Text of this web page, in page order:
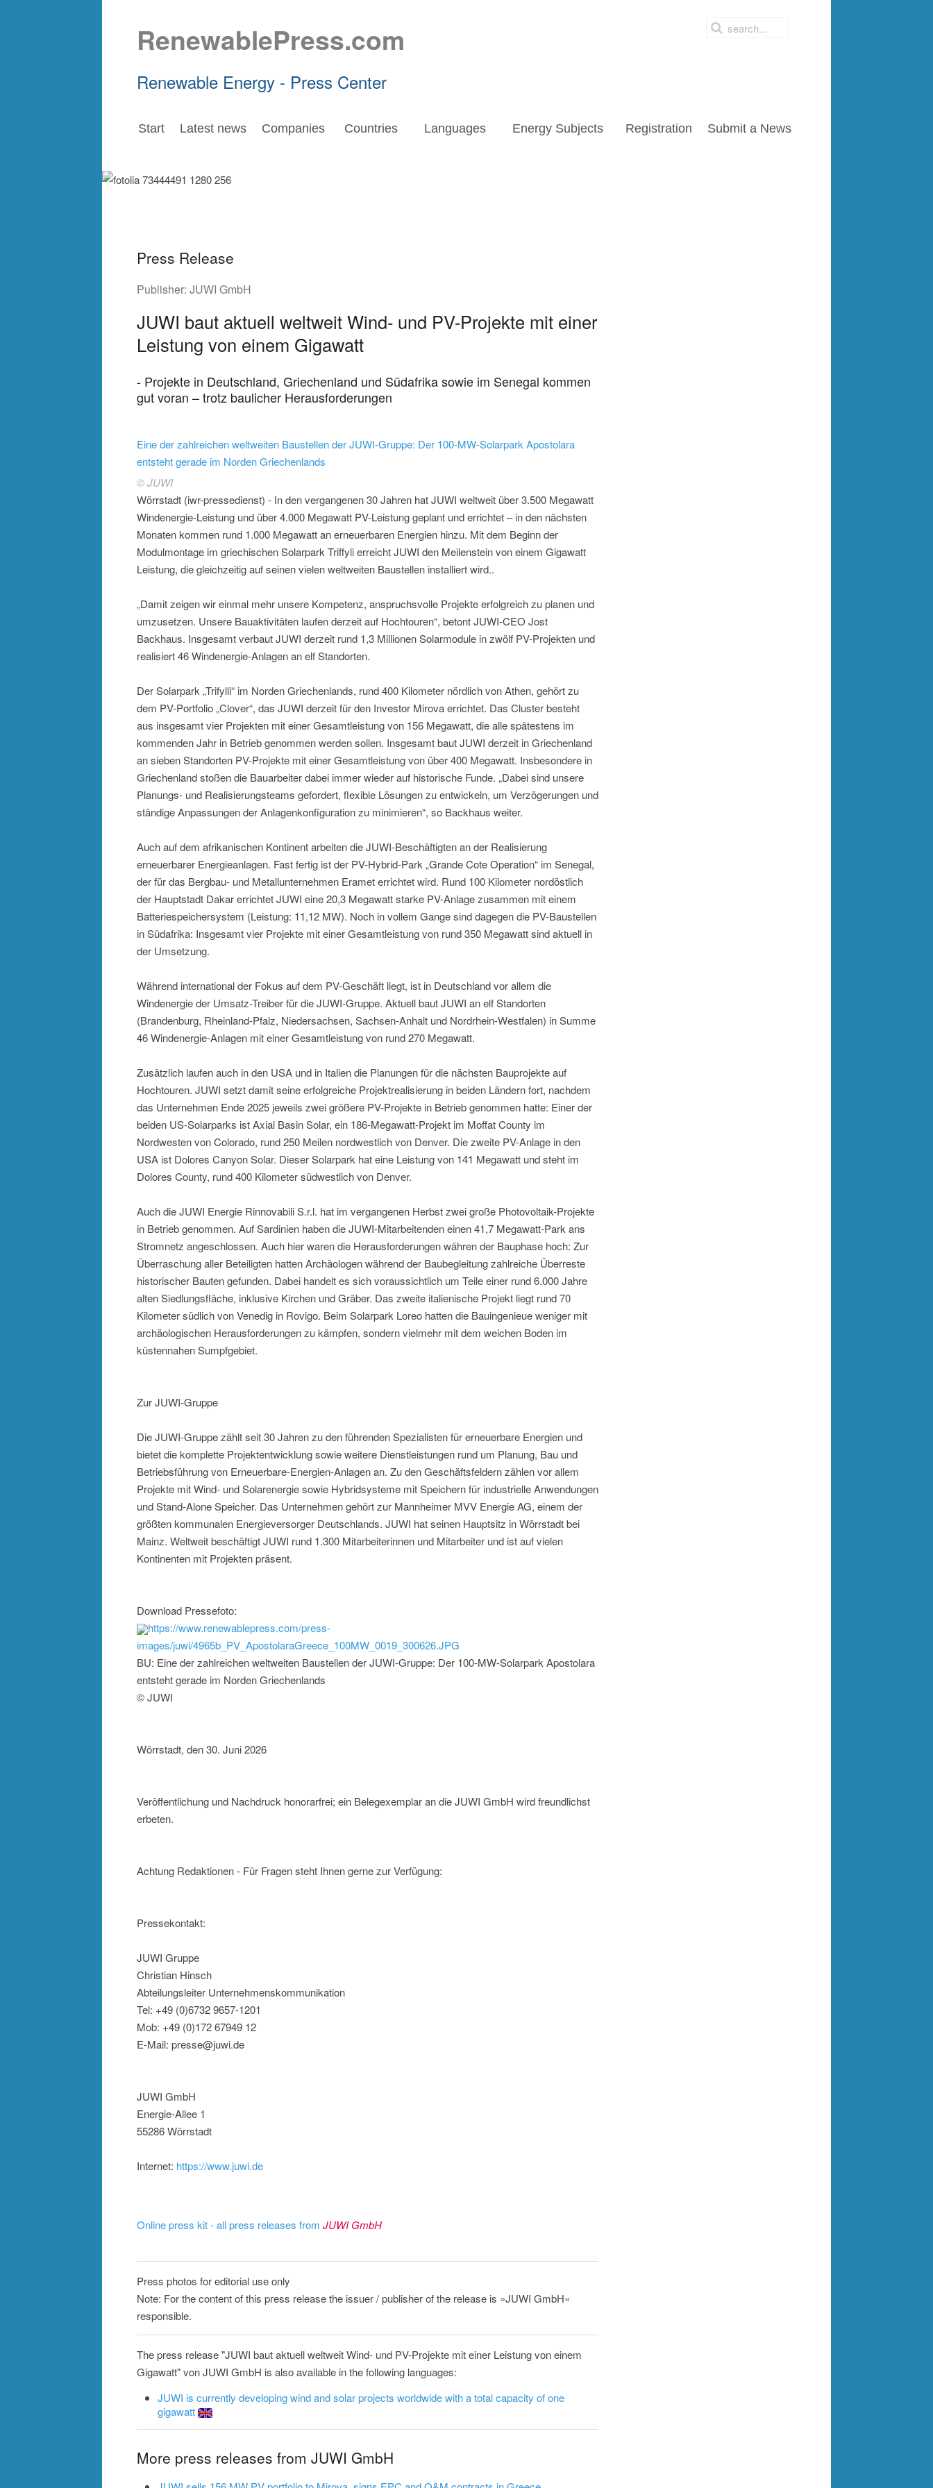
RenewablePress.com
Renewable Energy - Press Center
Start Latest news Companies Countries Languages Energy Subjects Registration Submit a News
Press Release
Publisher: JUWI GmbH
JUWI baut aktuell weltweit Wind- und PV-Projekte mit einer
Leistung von einem Gigawatt
- Projekte in Deutschland, Griechenland und Südafrika sowie im Senegal kommen
gut voran – trotz baulicher Herausforderungen
Eine der zahlreichen weltweiten Baustellen der JUWI-Gruppe: Der 100-MW-Solarpark Apostolara
entsteht gerade im Norden Griechenlands
© JUWI
Wörrstadt (iwr-pressedienst) - In den vergangenen 30 Jahren hat JUWI weltweit über 3.500 Megawatt
Windenergie-Leistung und über 4.000 Megawatt PV-Leistung geplant und errichtet – in den nächsten
Monaten kommen rund 1.000 Megawatt an erneuerbaren Energien hinzu. Mit dem Beginn der
Modulmontage im griechischen Solarpark Triffyli erreicht JUWI den Meilenstein von einem Gigawatt
Leistung, die gleichzeitig auf seinen vielen weltweiten Baustellen installiert wird..
„Damit zeigen wir einmal mehr unsere Kompetenz, anspruchsvolle Projekte erfolgreich zu planen und
umzusetzen. Unsere Bauaktivitäten laufen derzeit auf Hochtouren“, betont JUWI-CEO Jost
Backhaus. Insgesamt verbaut JUWI derzeit rund 1,3 Millionen Solarmodule in zwölf PV-Projekten und
realisiert 46 Windenergie-Anlagen an elf Standorten.
Der Solarpark „Trifylli“ im Norden Griechenlands, rund 400 Kilometer nördlich von Athen, gehört zu
dem PV-Portfolio „Clover“, das JUWI derzeit für den Investor Mirova errichtet. Das Cluster besteht
aus insgesamt vier Projekten mit einer Gesamtleistung von 156 Megawatt, die alle spätestens im
kommenden Jahr in Betrieb genommen werden sollen. Insgesamt baut JUWI derzeit in Griechenland
an sieben Standorten PV-Projekte mit einer Gesamtleistung von über 400 Megawatt. Insbesondere in
Griechenland stoßen die Bauarbeiter dabei immer wieder auf historische Funde. „Dabei sind unsere
Planungs- und Realisierungsteams gefordert, flexible Lösungen zu entwickeln, um Verzögerungen und
ständige Anpassungen der Anlagenkonfiguration zu minimieren“, so Backhaus weiter.
Auch auf dem afrikanischen Kontinent arbeiten die JUWI-Beschäftigten an der Realisierung
erneuerbarer Energieanlagen. Fast fertig ist der PV-Hybrid-Park „Grande Cote Operation“ im Senegal,
der für das Bergbau- und Metallunternehmen Eramet errichtet wird. Rund 100 Kilometer nordöstlich
der Hauptstadt Dakar errichtet JUWI eine 20,3 Megawatt starke PV-Anlage zusammen mit einem
Batteriespeichersystem (Leistung: 11,12 MW). Noch in vollem Gange sind dagegen die PV-Baustellen
in Südafrika: Insgesamt vier Projekte mit einer Gesamtleistung von rund 350 Megawatt sind aktuell in
der Umsetzung.
Während international der Fokus auf dem PV-Geschäft liegt, ist in Deutschland vor allem die
Windenergie der Umsatz-Treiber für die JUWI-Gruppe. Aktuell baut JUWI an elf Standorten
(Brandenburg, Rheinland-Pfalz, Niedersachsen, Sachsen-Anhalt und Nordrhein-Westfalen) in Summe
46 Windenergie-Anlagen mit einer Gesamtleistung von rund 270 Megawatt.
Zusätzlich laufen auch in den USA und in Italien die Planungen für die nächsten Bauprojekte auf
Hochtouren. JUWI setzt damit seine erfolgreiche Projektrealisierung in beiden Ländern fort, nachdem
das Unternehmen Ende 2025 jeweils zwei größere PV-Projekte in Betrieb genommen hatte: Einer der
beiden US-Solarparks ist Axial Basin Solar, ein 186-Megawatt-Projekt im Moffat County im
Nordwesten von Colorado, rund 250 Meilen nordwestlich von Denver. Die zweite PV-Anlage in den
USA ist Dolores Canyon Solar. Dieser Solarpark hat eine Leistung von 141 Megawatt und steht im
Dolores County, rund 400 Kilometer südwestlich von Denver.
Auch die JUWI Energie Rinnovabili S.r.l. hat im vergangenen Herbst zwei große Photovoltaik-Projekte
in Betrieb genommen. Auf Sardinien haben die JUWI-Mitarbeitenden einen 41,7 Megawatt-Park ans
Stromnetz angeschlossen. Auch hier waren die Herausforderungen währen der Bauphase hoch: Zur
Überraschung aller Beteiligten hatten Archäologen während der Baubegleitung zahlreiche Überreste
historischer Bauten gefunden. Dabei handelt es sich voraussichtlich um Teile einer rund 6.000 Jahre
alten Siedlungsfläche, inklusive Kirchen und Gräber. Das zweite italienische Projekt liegt rund 70
Kilometer südlich von Venedig in Rovigo. Beim Solarpark Loreo hatten die Bauingenieue weniger mit
archäologischen Herausforderungen zu kämpfen, sondern vielmehr mit dem weichen Boden im
küstennahen Sumpfgebiet.
Zur JUWI-Gruppe
Die JUWI-Gruppe zählt seit 30 Jahren zu den führenden Spezialisten für erneuerbare Energien und
bietet die komplette Projektentwicklung sowie weitere Dienstleistungen rund um Planung, Bau und
Betriebsführung von Erneuerbare-Energien-Anlagen an. Zu den Geschäftsfeldern zählen vor allem
Projekte mit Wind- und Solarenergie sowie Hybridsysteme mit Speichern für industrielle Anwendungen
und Stand-Alone Speicher. Das Unternehmen gehört zur Mannheimer MVV Energie AG, einem der
größten kommunalen Energieversorger Deutschlands. JUWI hat seinen Hauptsitz in Wörrstadt bei
Mainz. Weltweit beschäftigt JUWI rund 1.300 Mitarbeiterinnen und Mitarbeiter und ist auf vielen
Kontinenten mit Projekten präsent.
Download Pressefoto:
https://www.renewablepress.com/press-
images/juwi/4965b_PV_ApostolaraGreece_100MW_0019_300626.JPG
BU: Eine der zahlreichen weltweiten Baustellen der JUWI-Gruppe: Der 100-MW-Solarpark Apostolara
entsteht gerade im Norden Griechenlands
© JUWI
Wörrstadt, den 30. Juni 2026
Veröffentlichung und Nachdruck honorarfrei; ein Belegexemplar an die JUWI GmbH wird freundlichst
erbeten.
Achtung Redaktionen - Für Fragen steht Ihnen gerne zur Verfügung:
Pressekontakt:
JUWI Gruppe
Christian Hinsch
Abteilungsleiter Unternehmenskommunikation
Tel: +49 (0)6732 9657-1201
Mob: +49 (0)172 67949 12
E-Mail: presse@juwi.de
JUWI GmbH
Energie-Allee 1
55286 Wörrstadt
Internet: https://www.juwi.de
Online press kit - all press releases from JUWI GmbH
Press photos for editorial use only
Note: For the content of this press release the issuer / publisher of the release is »JUWI GmbH«
responsible.
The press release "JUWI baut aktuell weltweit Wind- und PV-Projekte mit einer Leistung von einem
Gigawatt" von JUWI GmbH is also available in the following languages:
JUWI is currently developing wind and solar projects worldwide with a total capacity of one
gigawatt
More press releases from JUWI GmbH